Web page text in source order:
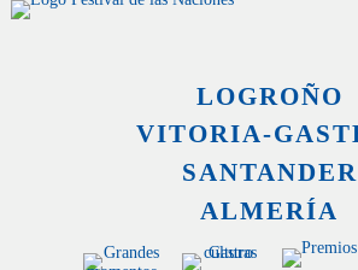
LOGROÑO
VITORIA-
SANTANDER
ALMERÍA